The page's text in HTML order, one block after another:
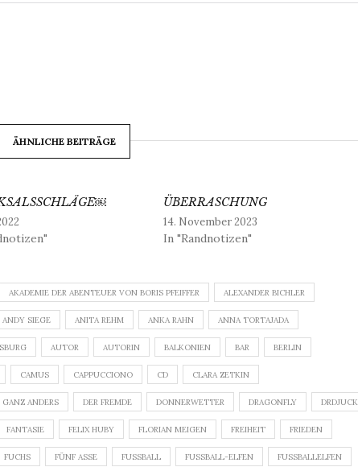
ÄHNLICHE BEITRÄGE
ÜBERRASCHUNG
14. November 2023
In "Randnotizen"
AKADEMIE DER ABENTEUER VON BORIS PFEIFFER ALEXANDER BICHLER
ANDY SIEGE ANITA REHM ANKA RAHN ANNA TORTAJADA
AUTOR AUTORIN BALKONIEN BAR BERLIN
CAMUS CAPPUCCIONO CD CLARA ZETKIN
ANDERS DER FREMDE DONNERWETTER DRAGONFLY DRDJUCK
FANTASIE FELIX HUBY FLORIAN MEIGEN FREIHEIT FRIEDEN
FUCHS FÜNF ASSE FUSSBALL FUSSBALL-ELFEN FUSSBALLELFEN